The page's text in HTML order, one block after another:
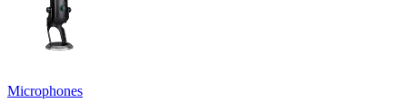
Microphones